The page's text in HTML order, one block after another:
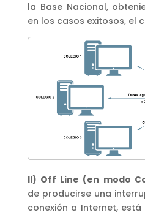
la Base Nacional,
en los casos exitosos, el
II) Off Line (en modo
de producirse una
conexión a Internet,